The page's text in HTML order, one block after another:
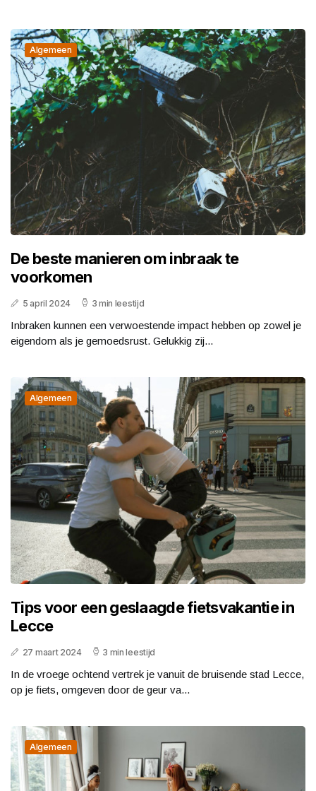
Algemeen
De beste manieren om inbraak te
voorkomen
5 april 2024 3 min leestijd
Inbraken kunnen een verwoestende impact hebben op zowel je
eigendom als je gemoedsrust. Gelukkig zij...
Algemeen
Tips voor een geslaagde fietsvakantie in
Lecce
27 maart 2024 3 min leestijd
In de vroege ochtend vertrek je vanuit de bruisende stad Lecce,
op je fiets, omgeven door de geur va...
Algemeen